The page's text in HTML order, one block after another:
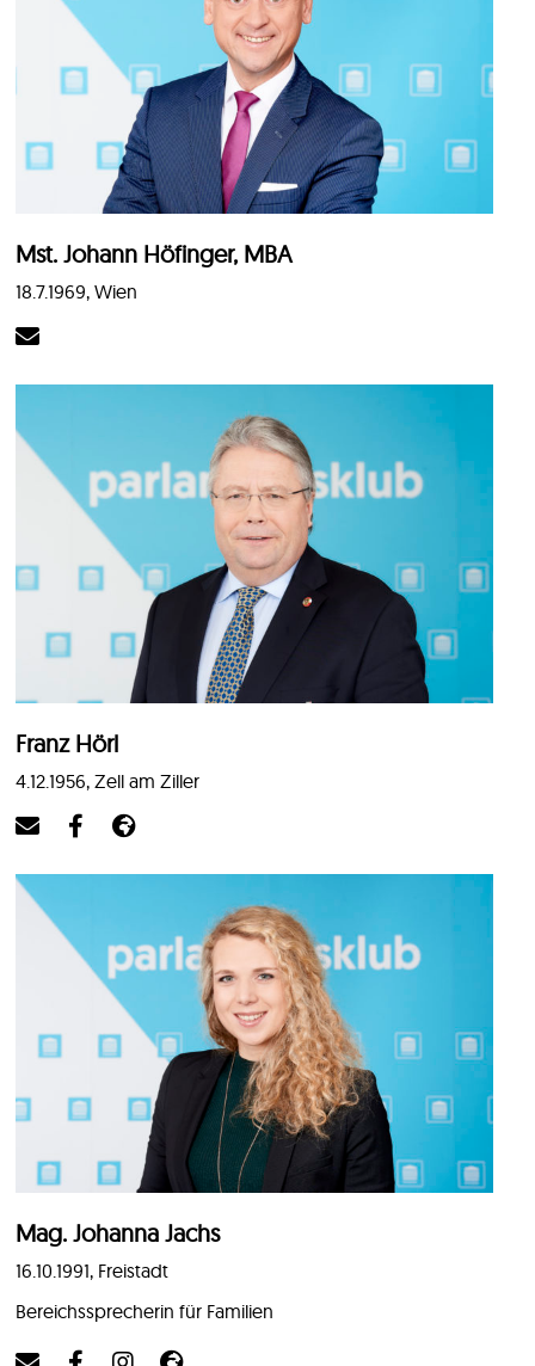
Mst. Johann Höfinger, MBA
18.7.1969, Wien
Franz Hörl
4.12.1956, Zell am Ziller
Mag. Johanna Jachs
16.10.1991, Freistadt
Bereichssprecherin für Familien